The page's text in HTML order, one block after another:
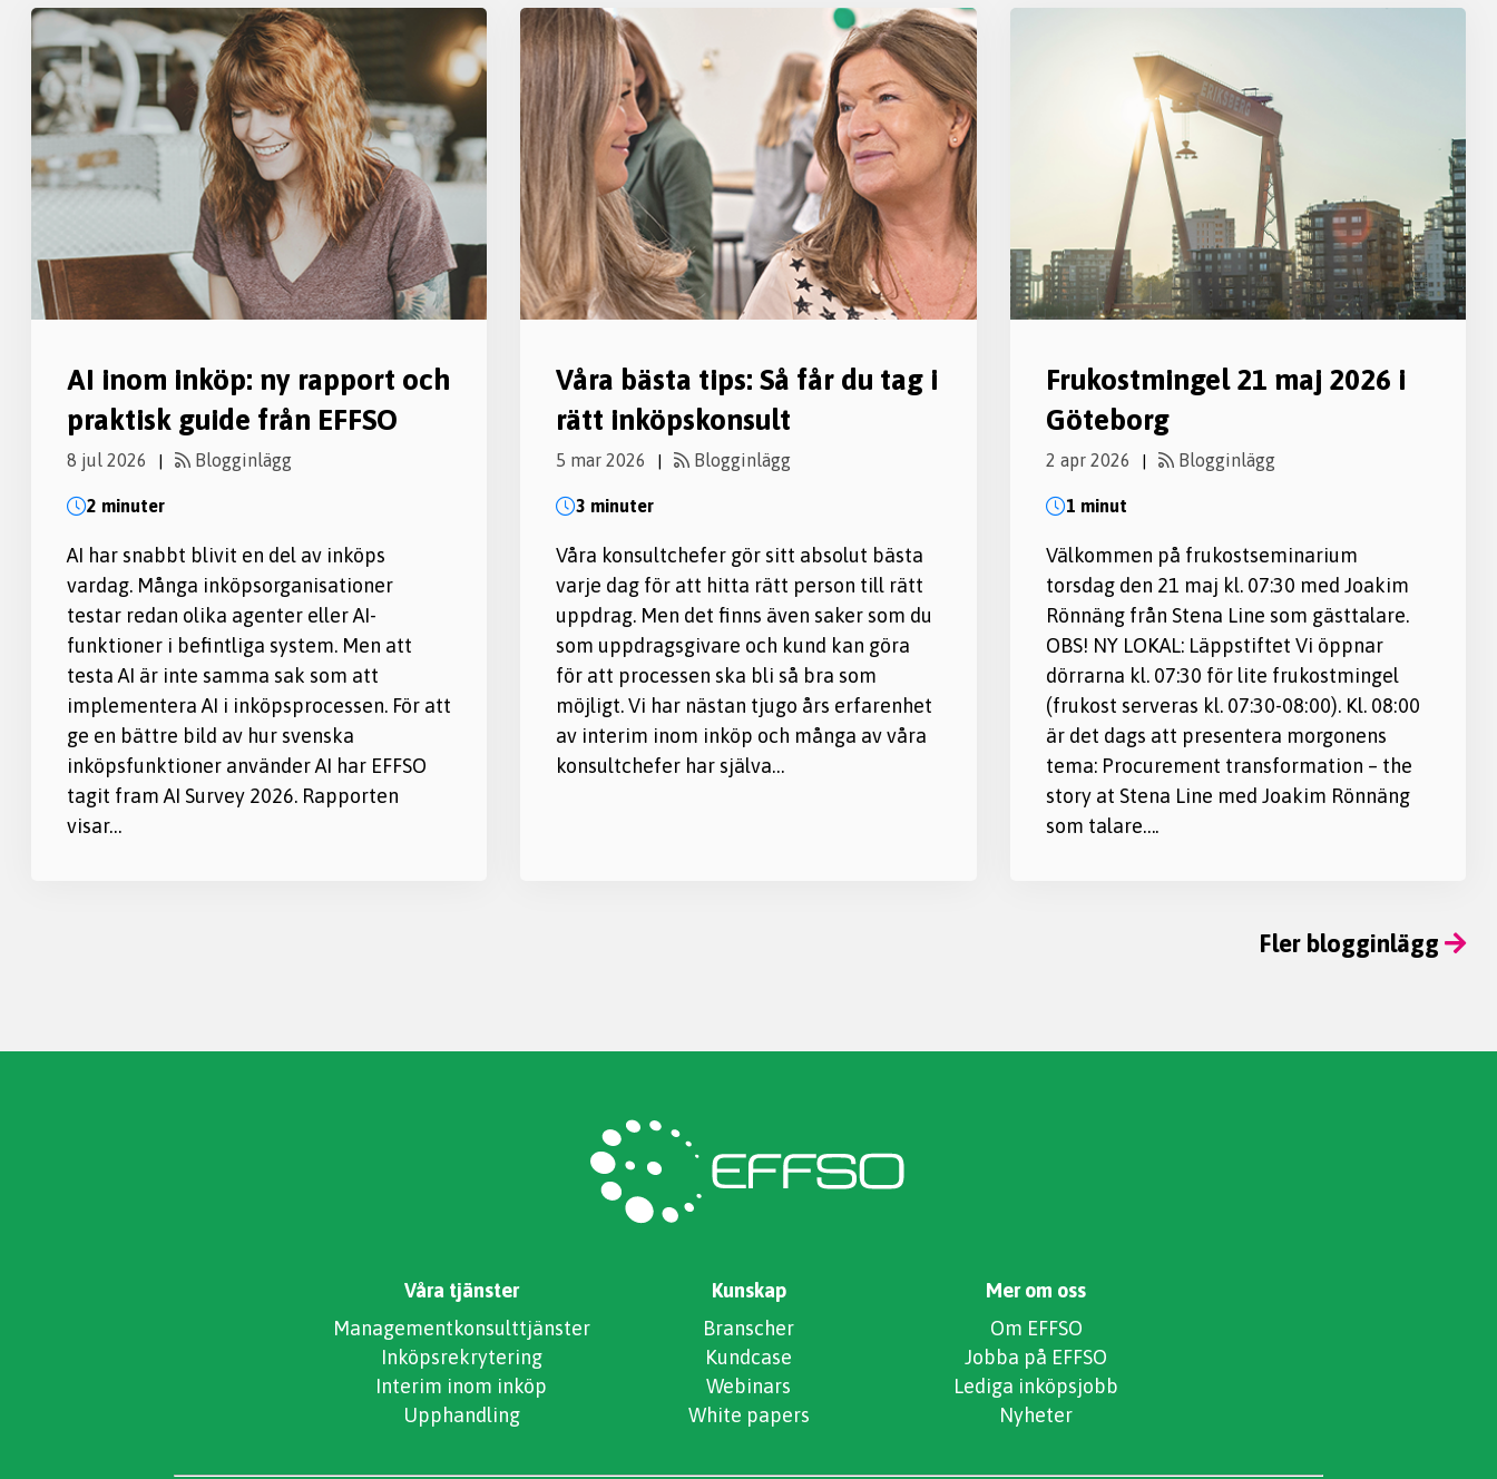
AI inom inköp: ny rapport och
praktisk guide från EFFSO
8 jul 2026 | Blogginlägg
2 minuter
AI har snabbt blivit en del av inköps
vardag. Många inköpsorganisationer
testar redan olika agenter eller AI-
funktioner i befintliga system. Men att
testa AI är inte samma sak som att
implementera AI i inköpsprocessen. För att
ge en bättre bild av hur svenska
inköpsfunktioner använder AI har EFFSO
tagit fram AI Survey 2026. Rapporten
visar…
Våra bästa tips: Så får du tag i
rätt inköpskonsult
5 mar 2026 | Blogginlägg
3 minuter
Våra konsultchefer gör sitt absolut bästa
varje dag för att hitta rätt person till rätt
uppdrag. Men det finns även saker som du
som uppdragsgivare och kund kan göra
för att processen ska bli så bra som
möjligt. Vi har nästan tjugo års erfarenhet
av interim inom inköp och många av våra
konsultchefer har själva…
Frukostmingel 21 maj 2026 i
Göteborg
2 apr 2026 | Blogginlägg
1 minut
Välkommen på frukostseminarium
torsdag den 21 maj kl. 07:30 med Joakim
Rönnäng från Stena Line som gästtalare.
OBS! NY LOKAL: Läppstiftet Vi öppnar
dörrarna kl. 07:30 för lite frukostmingel
(frukost serveras kl. 07:30-08:00). Kl. 08:00
är det dags att presentera morgonens
tema: Procurement transformation – the
story at Stena Line med Joakim Rönnäng
som talare….
Fler blogginlägg
Våra tjänster
Managementkonsulttjänster
Inköpsrekrytering
Interim inom inköp
Upphandling
Kunskap
Branscher
Kundcase
Webinars
White papers
Mer om oss
Om EFFSO
Jobba på EFFSO
Lediga inköpsjobb
Nyheter